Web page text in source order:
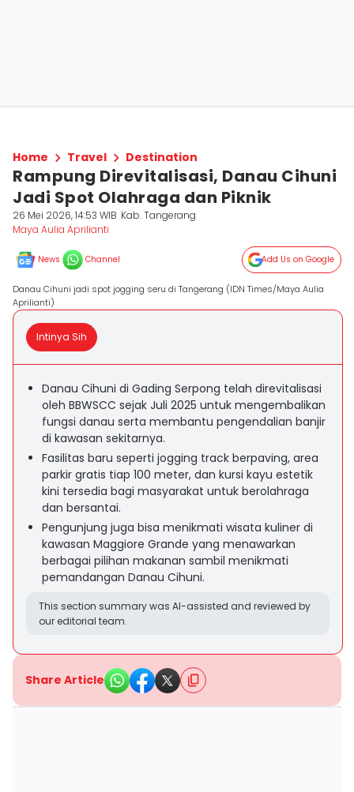
Home Travel Destination
Rampung Direvitalisasi, Danau Cihuni
Jadi Spot Olahraga dan Piknik
26 Mei 2026, 14:53 WIB Kab. Tangerang
Maya Aulia Aprilianti
News Channel Add Us on Google
Danau Cihuni jadi spot jogging seru di Tangerang (IDN Times/Maya Aulia
Aprilianti)
Intinya Sih
Danau Cihuni di Gading Serpong telah direvitalisasi
oleh BBWSCC sejak Juli 2025 untuk mengembalikan
fungsi danau serta membantu pengendalian banjir
di kawasan sekitarnya.
Fasilitas baru seperti jogging track berpaving, area
parkir gratis tiap 100 meter, dan kursi kayu estetik
kini tersedia bagi masyarakat untuk berolahraga
dan bersantai.
Pengunjung juga bisa menikmati wisata kuliner di
kawasan Maggiore Grande yang menawarkan
berbagai pilihan makanan sambil menikmati
pemandangan Danau Cihuni.
This section summary was AI-assisted and reviewed by
our editorial team.
Share Article